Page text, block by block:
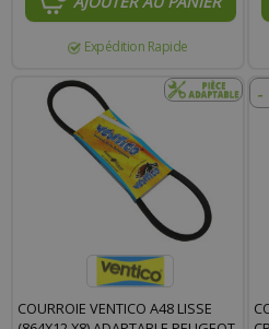
Expédition Rapide
COURROIE VENTICO A48 LISSE
-